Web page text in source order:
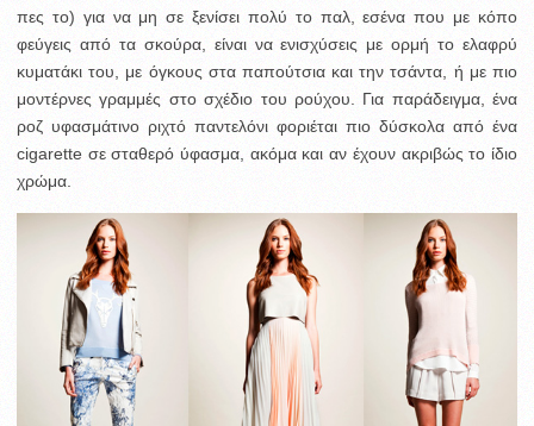
πες το) για να μη σε ξενίσει πολύ το παλ, εσένα που με κόπο
φεύγεις από τα σκούρα, είναι να ενισχύσεις με ορμή το ελαφρύ
κυματάκι του, με όγκους στα παπούτσια και την τσάντα, ή με πιο
μοντέρνες γραμμές στο σχέδιο του ρούχου. Για παράδειγμα, ένα
ροζ υφασμάτινο ριχτό παντελόνι φοριέται πιο δύσκολα από ένα
cigarette σε σταθερό ύφασμα, ακόμα και αν έχουν ακριβώς το ίδιο
χρώμα.